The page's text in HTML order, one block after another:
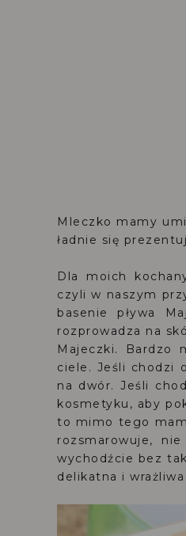
Mleczko mamy
ładnie się
Dla moich
czyli w naszym
basenie pływa
rozprowadza na
Majeczki. Bardzo
ciele. Jeśli chodzi
na dwór. Jeśli
kosmetyku, aby
to mimo tego
rozsmarowuje,
wychodźcie bez
delikatna i wrażliwa